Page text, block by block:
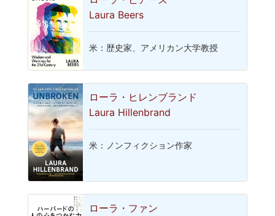
Laura Beers
米：歴史家、アメリカン大学教授
ローラ・ヒレンブランド
Laura Hillenbrand
米：ノンフィクション作家
ローラ・ファン